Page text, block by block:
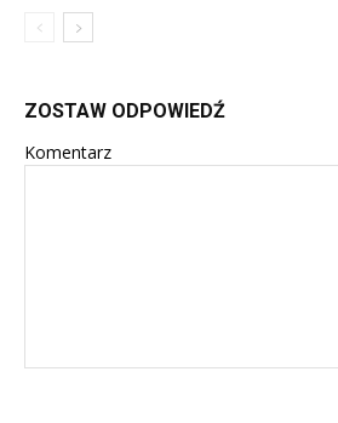
ZOSTAW ODPOWIEDŹ
Komentarz